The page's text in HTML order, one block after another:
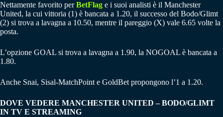
Nettamente favorito perBetFlag e i suoi analisti è il Manchester
United, la cui vittoria (1) è bancata a 1.20, il successo del Bodo/Glimt
(2) si trova a lavagna a 10.50, mentre il pareggio (X) vale 6.65 volte la
posta.
L’opzione GOAL si trova a lavagna a 1.90, la NOGOAL è bancata a
1.80.
Anche Snai, Sisal-MatchPoint e GoldBet propongono l’1 a 1.20.
DOVE VEDERE MANCHESTER UNITED – BODO/GLIMT
IN TV E STREAMING